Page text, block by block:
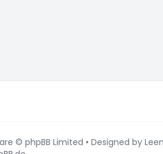
und Sortierungs-Einstellungen
© phpBB Limited • Designed by